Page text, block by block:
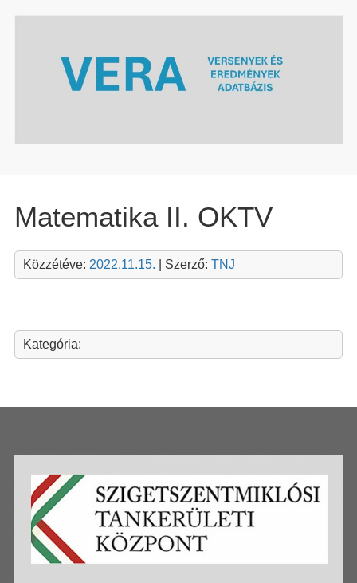
Matematika II. OKTV
Közzétéve: 2022.11.15. | Szerző: TNJ
Kategória: